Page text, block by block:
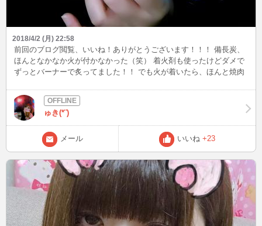
2018/4/2 (月) 22:58
前回のブログ閲覧、いいね！ありがとうございます！！！ 備長炭、
ほんとなかなか火が付かなかった（笑） 着火剤も使ったけどダメで
ずっとバーナーで炙ってました！！ でも火が着いたら、ほんと焼肉
今回はドンキで３００円もしたマシュマロを焼いてチョコクッキー
に挟んで食べる「スモア」に挑戦！ ※ゆるキャン△参照 やってみた
ものの、マシュマロが砂糖菓子全開でほんと甘い！！ 結果、酒に合
わない！！！ ってのが分かりました(￣▽￣;) ５００円のマシュマロ
にしなくて良かった… 普通に食べることにしますね！
ゅき(*¨)
メール いいね +23